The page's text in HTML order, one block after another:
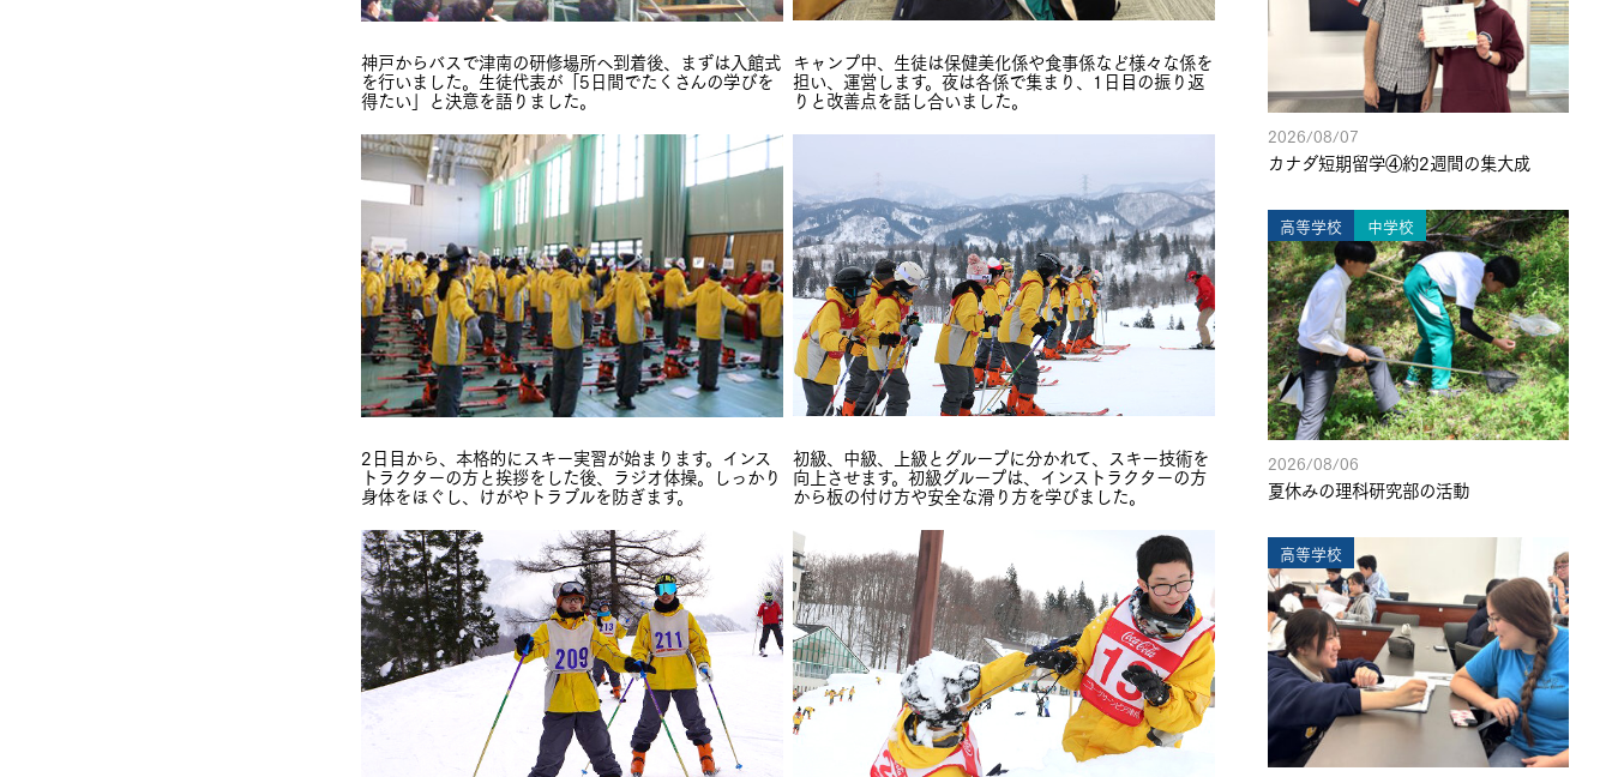
神戸からバスで津南の研修場所へ到着後、まずは入館式
を行いました。生徒代表が「5日間でたくさんの学びを
得たい」と決意を語りました。
キャンプ中、生徒は保健美化係や食事係など様々な係を
担い、運営します。夜は各係で集まり、1日目の振り返
りと改善点を話し合いました。
2日目から、本格的にスキー実習が始まります。インス
トラクターの方と挨拶をした後、ラジオ体操。しっかり
身体をほぐし、けがやトラブルを防ぎます。
初級、中級、上級とグループに分かれて、スキー技術を
向上させます。初級グループは、インストラクターの方
から板の付け方や安全な滑り方を学びました。
2026/08/07
カナダ短期留学④約2週間の集大成
高等学校 中学校
2026/08/06
夏休みの理科研究部の活動
高等学校